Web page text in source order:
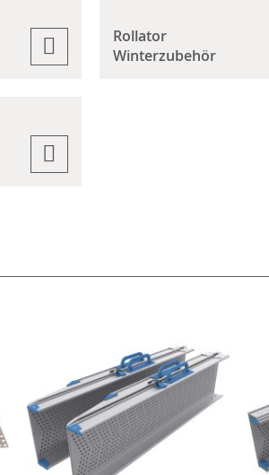
Rollator
Winterzubehör